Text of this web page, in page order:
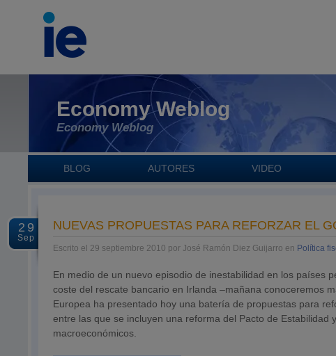
Economy Weblog
Economy Weblog
BLOG AUTORES VIDEO
29
Sep
NUEVAS PROPUESTAS PARA REFORZAR EL
Escrito el 29 septiembre 2010 por José Ramón Diez Guijarro en Política
En medio de un nuevo episodio de inestabilidad en los países
coste del rescate bancario en Irlanda –mañana conoceremos
Europea ha presentado hoy una batería de propuestas para
entre las que se incluyen una reforma del Pacto de
macroeconómicos.